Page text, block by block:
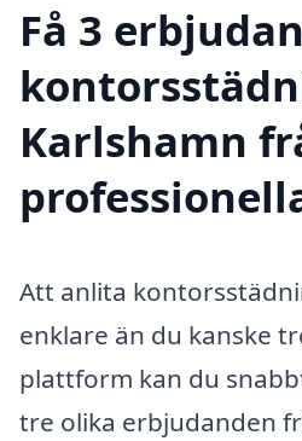
Få 3
Karlshamn
Att anlita
enklare än du kanske
plattform kan du
tre olika erbjudanden